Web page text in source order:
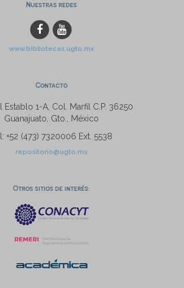
Nuestras redes
www.bibliotecas.ugto.mx
Contacto
Establo 1-A, Col. Marfil C.P. 36250
Guanajuato, Gto., México
+52 (473) 7320006 Ext. 5538
repositorio@ugto.mx
Otros sitios de interés: